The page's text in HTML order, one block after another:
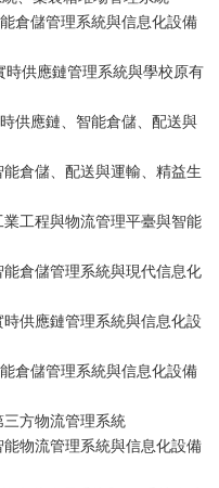
管理系統與信息化設備
應鏈管理系統與學校原有
鏈、智能倉儲、配送與
、配送與運輸、精益生
與物流管理平臺與智能
管理系統與現代信息化
應鏈管理系統與信息化設
管理系統與信息化設備
物流管理系統
流管理系統與信息化設備